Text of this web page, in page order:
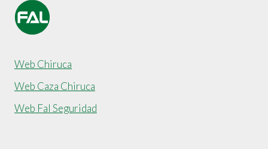
Web Chiruca
Web Caza Chiruca
Web Fal Seguridad